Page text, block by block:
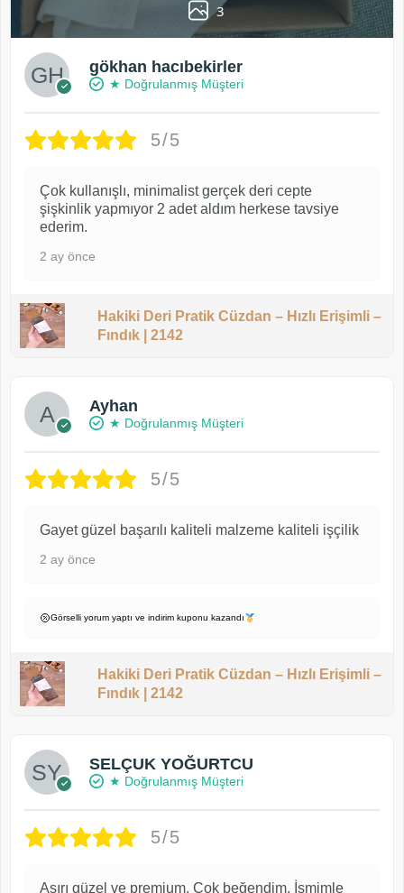
3
gökhan hacıbekirler
★ Doğrulanmış Müşteri
5/5
Çok kullanışlı, minimalist gerçek deri cepte
şişkinlik yapmıyor 2 adet aldım herkese tavsiye
ederim.
2 ay önce
Hakiki Deri Pratik Cüzdan – Hızlı Erişimli –
Fındık | 2142
Ayhan
★ Doğrulanmış Müşteri
5/5
Gayet güzel başarılı kaliteli malzeme kaliteli işçilik
2 ay önce
Görselli yorum yaptı ve indirim kuponu kazandı
Hakiki Deri Pratik Cüzdan – Hızlı Erişimli –
Fındık | 2142
SELÇUK YOĞURTCU
★ Doğrulanmış Müşteri
5/5
Aşırı güzel ve premium. Çok beğendim. İsmimle